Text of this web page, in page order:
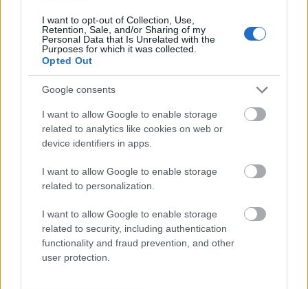
I want to opt-out of Collection, Use,
Retention, Sale, and/or Sharing of my
Personal Data that Is Unrelated with the
Purposes for which it was collected.
Opted Out
Google consents
I want to allow Google to enable storage
related to analytics like cookies on web or
device identifiers in apps.
I want to allow Google to enable storage
related to personalization.
I want to allow Google to enable storage
related to security, including authentication
functionality and fraud prevention, and other
user protection.
oboje
noż
czczy
darmozjad
Bóg